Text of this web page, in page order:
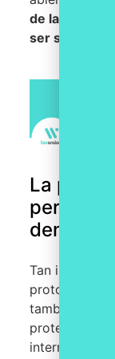
de las
ser superior
La
denuncias
Tan
protocolos en
también hace
protección de
internos,